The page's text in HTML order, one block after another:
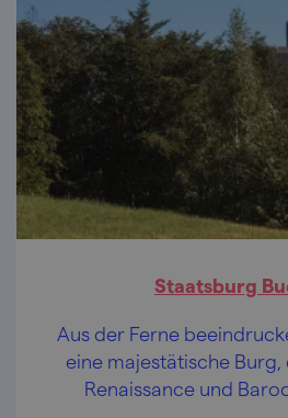
Staatsburg
Aus der Ferne
eine majestätische Burg,
Renaissance und